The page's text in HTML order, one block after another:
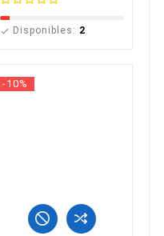
 Disponibles: 2
-10%